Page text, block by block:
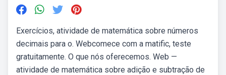
Exercícios, atividade de matemática sobre números
decimais para o. Webcomece com a matific, teste
gratuitamente. O que nós oferecemos. Web —
atividade de matemática sobre adição e subtração de